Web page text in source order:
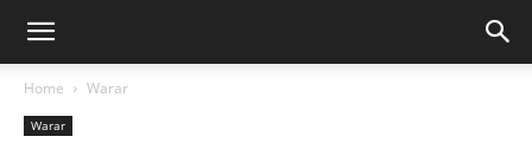
Home Warar
Warar